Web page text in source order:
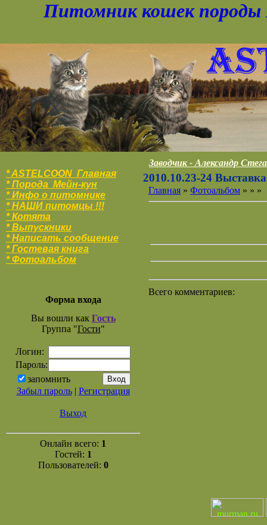
Питомник кошек породы
Заводчик - Александр
* ASTELCOON Главная
* Порода Мейн-кун
* Инфо о питомнике
* НАШИ питомцы !!!
* Котята
* Выпускники
* Написать сообщение
* Гостевая книга
* Фотоальбом
Форма входа
Вы вошли как Гость
Группа "Гости"
Логин:
Пароль:
запомнить
Забыл пароль| Регистрация
Выход
Онлайн всего: 1
Гостей: 1
Пользователей: 0
2010.10.23-24
Главная » Фотоальбом » » »
Всего комментариев: